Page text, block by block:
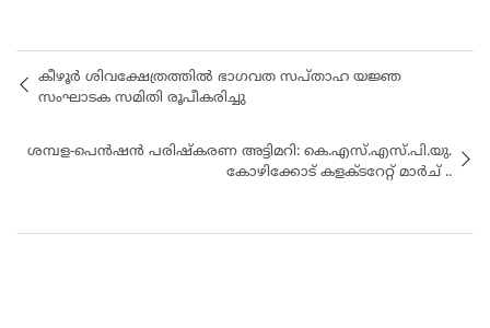
കീഴൂർ ശിവക്ഷേത്രത്തിൽ ഭാഗവത സപ്താഹ യജ്ഞ
സംഘാടക സമിതി രൂപീകരിച്ചു
ശമ്പള-പെൻഷൻ പരിഷ്കരണ അട്ടിമറി: കെ.എസ്.എസ്.പി.യു.
കോഴിക്കോട് കളക്ടറേറ്റ് മാർച് ..